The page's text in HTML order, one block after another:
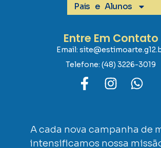
A cada nova campanha de
intensificamos nossa
Pais e Alunos
Entre Em Contato
Email:
Telefone: (48) 3226-3019